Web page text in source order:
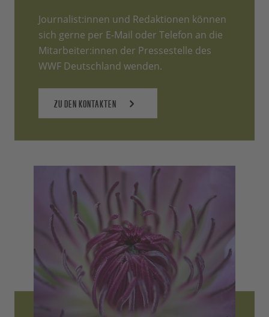
Journalist:innen und Redaktionen können
sich gerne per E-Mail oder Telefon an die
Mitarbeiter:innen der Pressestelle des
WWF Deutschland wenden.
ZU DEN KONTAKTEN